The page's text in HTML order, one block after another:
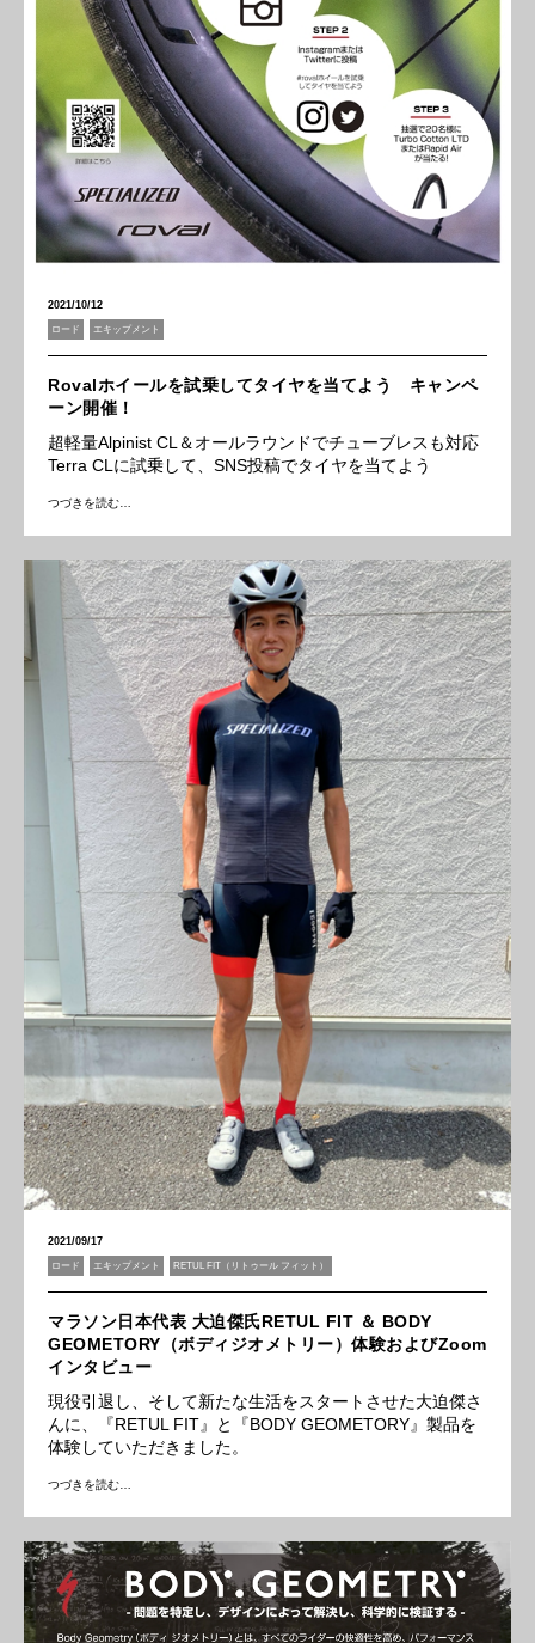
2021/10/12
ロード エキップメント
Rovalホイールを試乗してタイヤを当てよう キャンペ
ーン開催！
超軽量Alpinist CL＆オールラウンドでチューブレスも対応
Terra CLに試乗して、SNS投稿でタイヤを当てよう
つづきを読む…
2021/09/17
ロード エキップメント RETUL FIT（リトゥール フィット）
マラソン日本代表 大迫傑氏RETUL FIT ＆ BODY
GEOMETORY（ボディジオメトリー）体験およびZoom
インタビュー
現役引退し、そして新たな生活をスタートさせた大迫傑さ
んに、『RETUL FIT』と『BODY GEOMETORY』製品を
体験していただきました。
つづきを読む…